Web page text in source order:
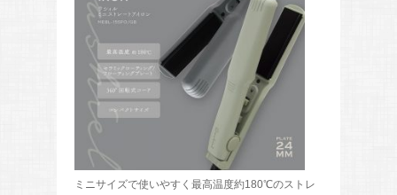
ミニサイズで使いやすく最高温度約180℃のストレ